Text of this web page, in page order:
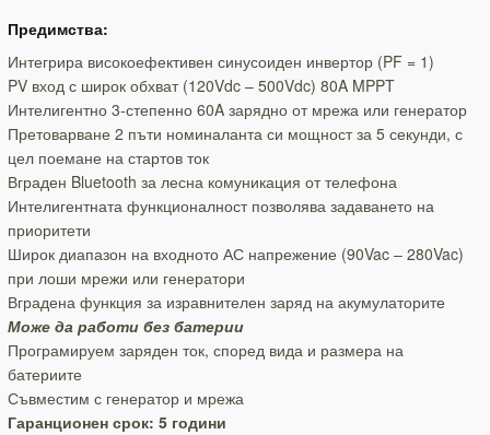
Предимства:
Интегрира високоефективен синусоиден инвертор (PF = 1)
PV вход с широк обхват (120Vdc – 500Vdc) 80A MPPT
Интелигентно 3-степенно 60A зарядно от мрежа или генератор
Претоварване 2 пъти номиналанта си мощност за 5 секунди, с
цел поемане на стартов ток
Вграден Bluetooth за лесна комуникация от телефона
Интелигентната функционалност позволява задаването на
приоритети
Широк диапазон на входното АС напрежение (90Vac – 280Vac)
при лоши мрежи или генератори
Вградена функция за изравнителен заряд на акумулаторите
Може да работи без батерии
Програмируем заряден ток, според вида и размера на
батериите
Съвместим с генератор и мрежа
Гаранционен срок: 5 години